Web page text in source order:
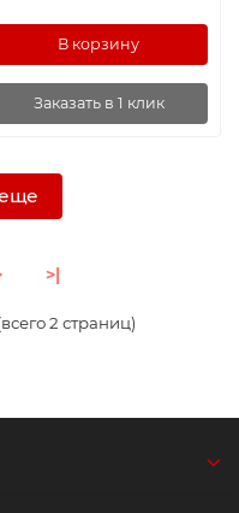
В корзину
Заказать в 1 клик
>|
2 страниц)